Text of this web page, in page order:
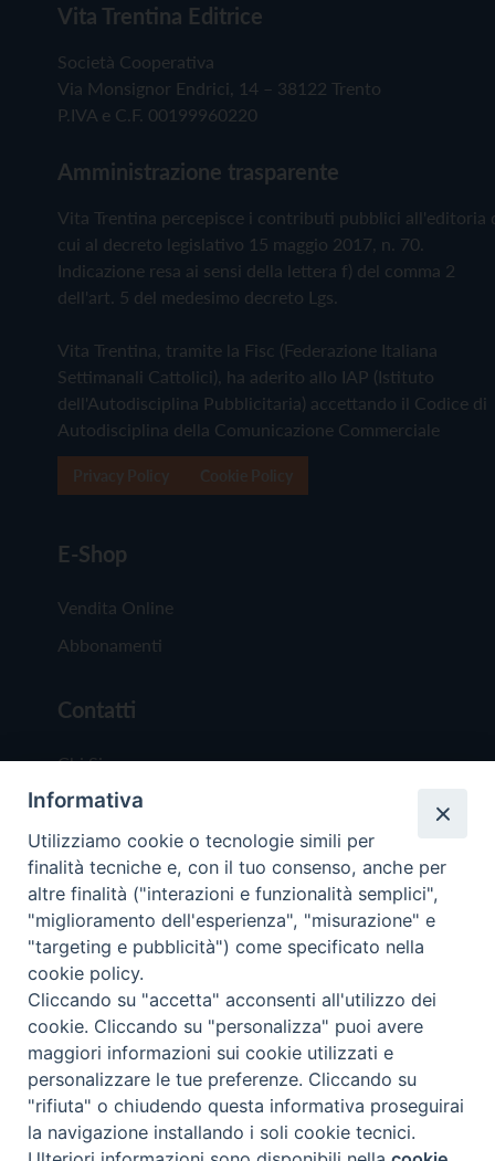
Vita Trentina Editrice
Società Cooperativa
Via Monsignor Endrici, 14 – 38122 Trento
P.IVA e C.F. 00199960220
Amministrazione trasparente
Vita Trentina percepisce i contributi pubblici all'editoria
cui al decreto legislativo 15 maggio 2017, n. 70.
Indicazione resa ai sensi della lettera f) del comma 2
dell'art. 5 del medesimo decreto Lgs.
Vita Trentina, tramite la Fisc (Federazione Italiana
Settimanali Cattolici), ha aderito allo IAP (Istituto
dell'Autodisciplina Pubblicitaria) accettando il Codice di
Autodisciplina della Comunicazione Commerciale
E-Shop
Vendita Online
Abbonamenti
Contatti
Chi Siamo
Redazione
Scrivici
Copyright © 2019 - Tutti i diritti riservati - Vita
Trentina Editrice
Privacy Policy
Torna
Informativa
Utilizziamo cookie o tecnologie simili per
finalità tecniche e, con il tuo consenso, anche per
altre finalità ("interazioni e funzionalità semplici",
"miglioramento dell'esperienza", "misurazione" e
"targeting e pubblicità") come specificato nella
cookie policy.
Cliccando su "accetta" acconsenti all'utilizzo dei
cookie. Cliccando su "personalizza" puoi avere
maggiori informazioni sui cookie utilizzati e
personalizzare le tue preferenze. Cliccando su
"rifiuta" o chiudendo questa informativa proseguirai
la navigazione installando i soli cookie tecnici.